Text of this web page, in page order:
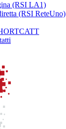
(RSI LA1)
(RSI ReteUno)